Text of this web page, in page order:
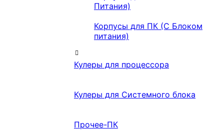
Питания)
Корпусы для ПК (С Блоком
питания)
Кулеры для процессора
Кулеры для Системного блока
Прочее-ПК